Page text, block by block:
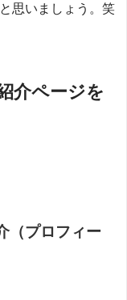
思いましょう。笑
介ページを
（プロフィー